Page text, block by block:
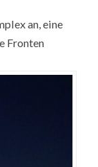
an, eine
Fronten